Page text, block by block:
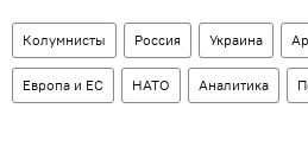
Колумнисты Россия Украина
Европа и ЕС НАТО Аналитика